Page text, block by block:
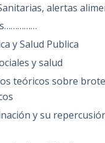
alertas
y Salud Publica
y salud
teóricos sobre
y su